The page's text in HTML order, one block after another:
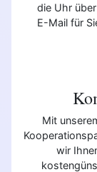
die Uhr
E-Mail für
Mit
wir